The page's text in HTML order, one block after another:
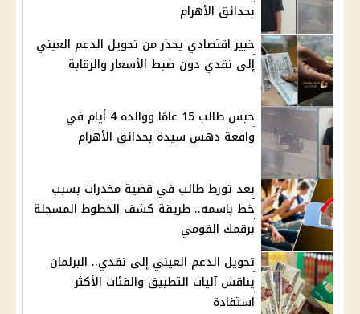
بحدائق الأهرام
خبير اقتصادي يحذر من تحويل الدعم العيني
إلى نقدي دون ضبط الأسعار والرقابة
حبس طالب 15 عامًا ووالده 4 أيام في
واقعة دهس سيدة بحدائق الأهرام
بعد تورط طالب في قضية مخدرات بسبب
خط باسمه.. طريقة كشف الخطوط المسجلة
برقمك القومي
تحويل الدعم العيني إلى نقدي.. البرلمان
يناقش آليات التطبيق والفئات الأكثر
استفادة